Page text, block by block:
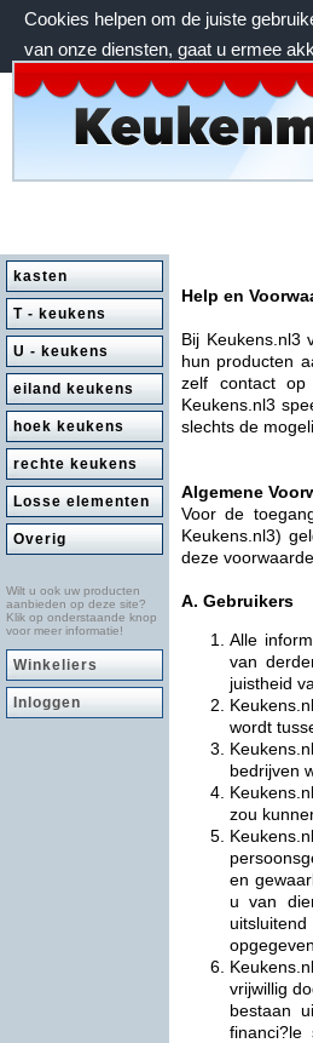
Cookies helpen om de juiste
van onze diensten, gaat u ermee
zaterdag 8 augustus 2026, 08:40 uur
kasten
T - keukens
U - keukens
eiland keukens
hoek keukens
rechte keukens
Losse elementen
Overig
Wilt u ook uw producten
aanbieden op deze site?
Klik op onderstaande knop
voor meer informatie!
Winkeliers
Inloggen
Help en
Bij Keukens.nl3
hun producten
zelf contact
Keukens.nl3
slechts de
Algemene
Voor de
Keukens.nl3)
deze
A. Gebruikers
Alle
van
juistheid
wordt
bedrijven
zou
en
u van
opgegeven.
vrijwillig
bestaan
financi?le